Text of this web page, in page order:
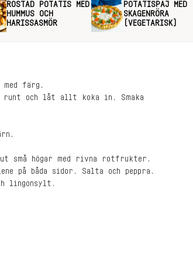
ROSTAD POTATIS MED
HUMMUS OCH
HARISSASMÖR
POTATISPAJ MED
SKAGENRÖRA
(VEGETARISK)
färg.
runt och låt allt koka in. Smaka
små högar med rivna rotfrukter.
på båda sidor. Salta och peppra.
lingonsylt.